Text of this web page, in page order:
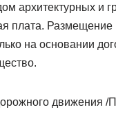
архитектурных и
плата.
на основании